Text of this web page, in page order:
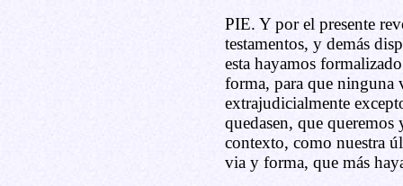
PIE. Y por el presente
testamentos, y demás
esta hayamos
forma, para que ninguna
extrajudicialmente
quedasen, que queremos
contexto, como nuestra
via y forma, que más